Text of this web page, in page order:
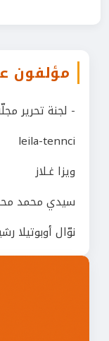
مؤلفون
- لجنة تحرير
leila-tennci
ويزا غـلاز
سيدي محمد
نوّال أوبوتيلا